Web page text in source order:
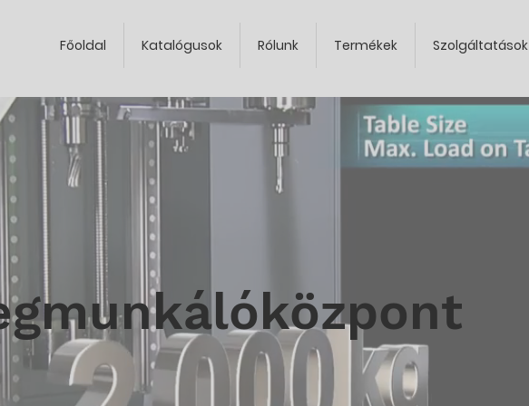
Főoldal Katalógusok Rólunk Termékek Szolgáltatások